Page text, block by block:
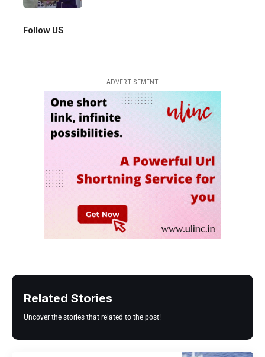
Follow US
- ADVERTISEMENT -
Related Stories
Uncover the stories that related to the post!